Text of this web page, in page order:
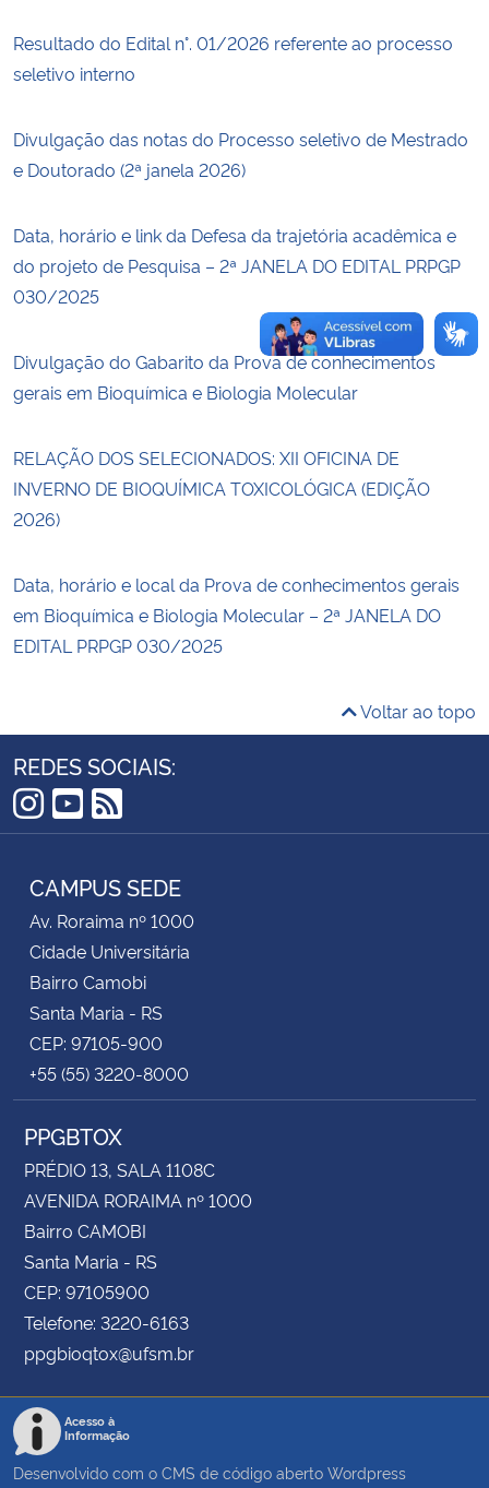
Secretaria-Geral
Gabinete de Segurança Institucional
Advocacia-Geral da União
Banco Central do Brasil
Planalto
Resultado do Edital n°. 01/2026 referente ao processo
seletivo interno
Divulgação das notas do Processo seletivo de Mestrado
e Doutorado (2ª janela 2026)
Data, horário e link da Defesa da trajetória acadêmica e
do projeto de Pesquisa – 2ª JANELA DO EDITAL PRPGP
030/2025
Divulgação do Gabarito da Prova de conhecimentos
gerais em Bioquímica e Biologia Molecular
RELAÇÃO DOS SELECIONADOS: XII OFICINA DE
INVERNO DE BIOQUÍMICA TOXICOLÓGICA (EDIÇÃO
2026)
Data, horário e local da Prova de conhecimentos gerais
em Bioquímica e Biologia Molecular – 2ª JANELA DO
EDITAL PRPGP 030/2025
Voltar ao topo
REDES SOCIAIS:
Instagram
YouTube
RSS
CAMPUS SEDE
Av. Roraima nº 1000
Cidade Universitária
Bairro Camobi
Santa Maria - RS
CEP: 97105-900
+55 (55) 3220-8000
PPGBTOX
PRÉDIO 13, SALA 1108C
AVENIDA RORAIMA nº 1000
Bairro CAMOBI
Santa Maria - RS
CEP: 97105900
Telefone: 3220-6163
ppgbioqtox@ufsm.br
Acesso à
Informação
Desenvolvido com o CMS de código aberto Wordpress